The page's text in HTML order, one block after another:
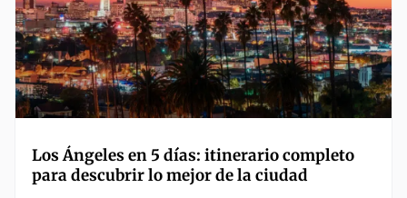
Los Ángeles en 5 días: itinerario completo
para descubrir lo mejor de la ciudad